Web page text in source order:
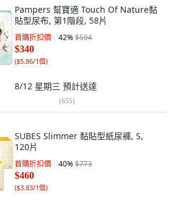
Pampers 幫寶適 Touch Of Nature黏
貼型尿布, 第1階段, 58片
首購折扣價 42%$594
$340
($5.86/1個)
8/12 星期三 預計送達
(655)
SUBES Slimmer 黏貼型紙尿褲, S,
120片
首購折扣價 40%$773
$460
($3.83/1個)